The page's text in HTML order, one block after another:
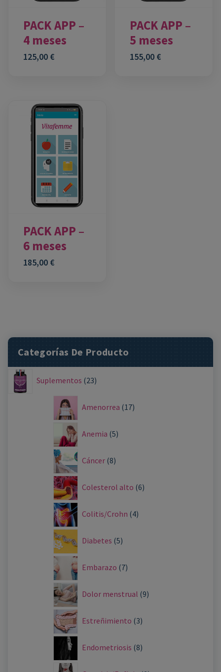
PACK APP –
4 meses
125,00 €
PACK APP –
5 meses
155,00 €
PACK APP –
6 meses
185,00 €
Categorías De Producto
Suplementos 23
Amenorrea 17
Anemia 5
Cáncer 8
Colesterol alto 6
Colitis/Crohn 4
Diabetes 5
Embarazo 7
Dolor menstrual 9
Estreñimiento 3
Endometriosis 8